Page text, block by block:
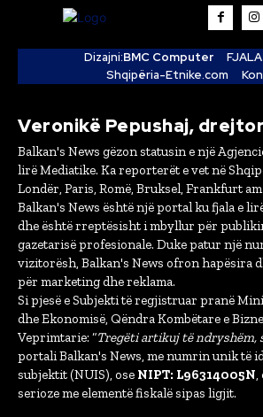
Dizajni:BMC Computer
Shqipëria-Etnike.com
Veronikë Pepushaj,
Balkan's News gëzon statusin e një
lirë Mediatike. Ka reporterët e vet në
Londër, Paris, Romë, Bruksel, Frankfurt
Balkan's News është një portal ku fjala e
dhe është rreptësisht i mbyllur për
gazetarisë profesionale. Duke patur një
vizitorësh, Balkan's News ofron hapësira
për marketing dhe reklama.
Si pjesë e Subjekti të regjistruar pranë
dhe Ekonomisë, Qëndra Kombëtare e
Veprimtarie: “Tregëti artikuj të ndryshëm,
portali Balkan's News, me numrin unik të
subjektit (NUIS), ose NIPT: L96314005N,
serioze me elementë fiskalë sipas ligjit.